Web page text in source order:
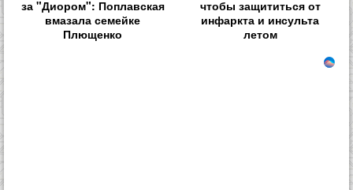
за "Диором": Поплавская
вмазала семейке
Плющенко
чтобы защититься от
инфаркта и инсульта
летом